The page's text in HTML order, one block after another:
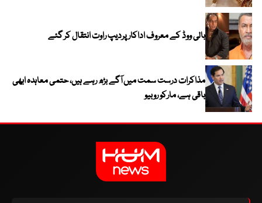
بالی ووڈ کے معروف اداکار پردیپ راوت انتقال کر گئے
مذاکرات درست سمت میں آگے بڑھ رہے ہیں، حتمی معاہدہ ابھی
باقی ہے، مارکو روبیو